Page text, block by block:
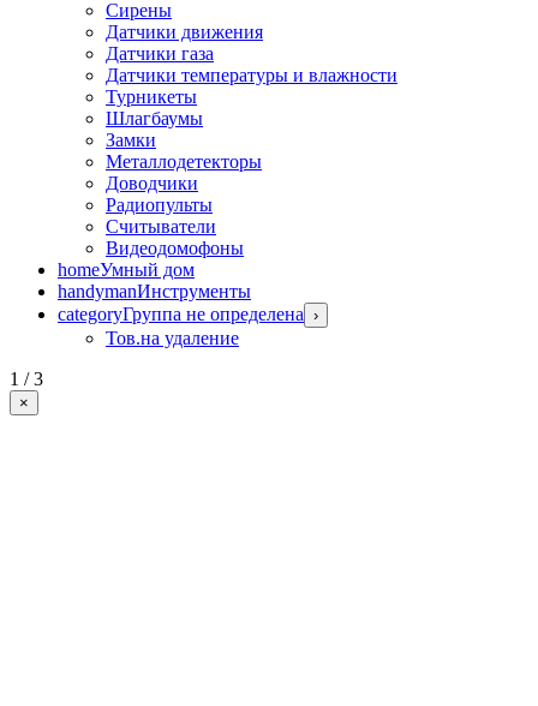
Сирены
Датчики движения
Датчики газа
Датчики температуры и влажности
Турникеты
Шлагбаумы
Замки
Металлодетекторы
Доводчики
Радиопульты
Считыватели
Видеодомофоны
homeУмный дом
handymanИнструменты
categoryГруппа не определена ›
Тов.на удаление
1 / 3
×